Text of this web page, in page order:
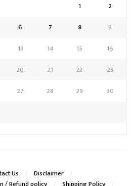
1
2
6 7 8
9
13 14 15
16
20 21 22
23
27 28 29
30
Us
Disclaimer
/ Refund policy Shipping Policy